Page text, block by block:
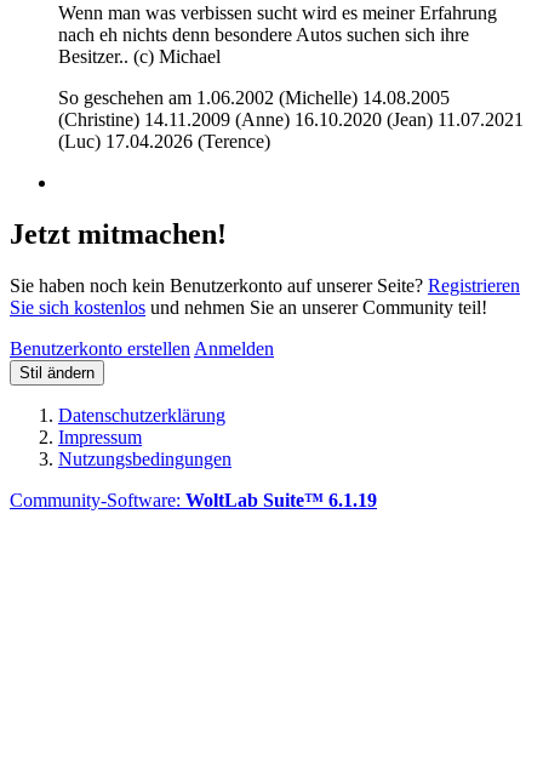
Wenn man was verbissen sucht wird es meiner Erfahrung
nach eh nichts denn besondere Autos suchen sich ihre
Besitzer.. (c) Michael
So geschehen am 1.06.2002 (Michelle) 14.08.2005
(Christine) 14.11.2009 (Anne) 16.10.2020 (Jean) 11.07.2021
(Luc) 17.04.2026 (Terence)
Jetzt mitmachen!
Sie haben noch kein Benutzerkonto auf unserer Seite? Registrieren
Sie sich kostenlos und nehmen Sie an unserer Community teil!
Benutzerkonto erstellen Anmelden
Stil ändern
Datenschutzerklärung
Impressum
Nutzungsbedingungen
Community-Software: WoltLab Suite™ 6.1.19